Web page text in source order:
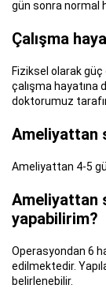
gün sonra normal
Çalışma
Fiziksel olarak
çalışma hayatına
doktorumuz
Ameliyattan
Ameliyattan 4-5
Ameliyattan
yapabilirim?
Operasyondan 6
edilmektedir.
belirlenebilir.